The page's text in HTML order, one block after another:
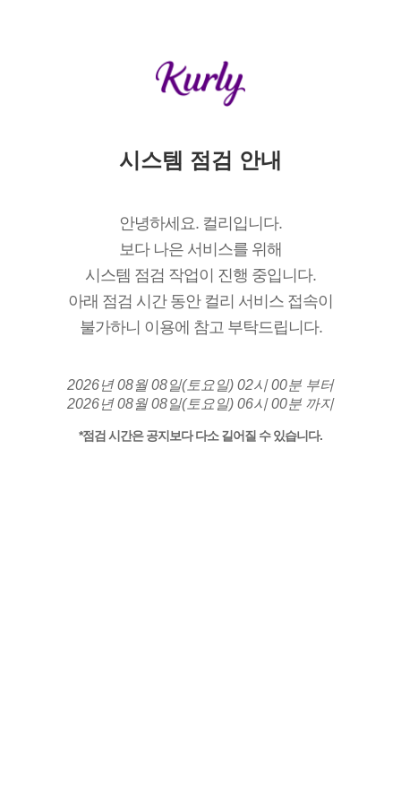
시스템 점검 안내
안녕하세요. 컬리입니다.
보다 나은 서비스를 위해
시스템 점검 작업이 진행 중입니다.
아래 점검 시간 동안 컬리 서비스 접속이
불가하니 이용에 참고 부탁드립니다.
2026년 08월 08일(토요일) 02시 00분 부터
2026년 08월 08일(토요일) 06시 00분 까지
*점검 시간은 공지보다 다소 길어질 수 있습니다.